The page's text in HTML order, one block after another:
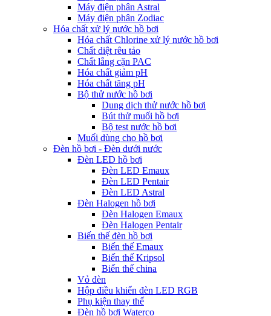
Máy điện phân Astral
Máy điện phân Zodiac
Hóa chất xử lý nước hồ bơi
Hóa chất Chlorine xử lý nước hồ bơi
Chất diệt rêu tảo
Chất lắng cặn PAC
Hóa chất giảm pH
Hóa chất tăng pH
Bộ thử nước hồ bơi
Dung dịch thử nước hồ bơi
Bút thử muối hồ bơi
Bộ test nước hồ bơi
Muối dùng cho hồ bơi
Đèn hồ bơi - Đèn dưới nước
Đèn LED hồ bơi
Đèn LED Emaux
Đèn LED Pentair
Đèn LED Astral
Đèn Halogen hồ bơi
Đèn Halogen Emaux
Đèn Halogen Pentair
Biến thế đèn hồ bơi
Biến thế Emaux
Biến thế Kripsol
Biến thế china
Vỏ đèn
Hộp điều khiển đèn LED RGB
Phụ kiện thay thế
Đèn hồ bơi Waterco